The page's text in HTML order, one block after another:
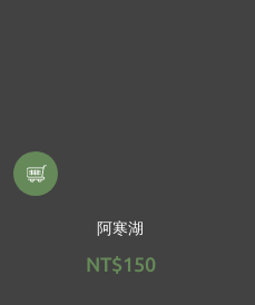
阿寒湖
NT$150